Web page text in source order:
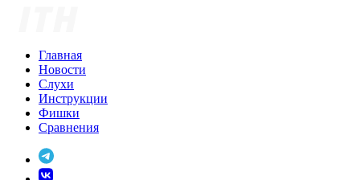
Главная
Новости
Слухи
Инструкции
Фишки
Сравнения